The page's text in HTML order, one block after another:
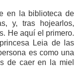
en la biblioteca de
y, tras hojearlos,
He aquí el primero.
Leia de las
es como una
de caer en la miel